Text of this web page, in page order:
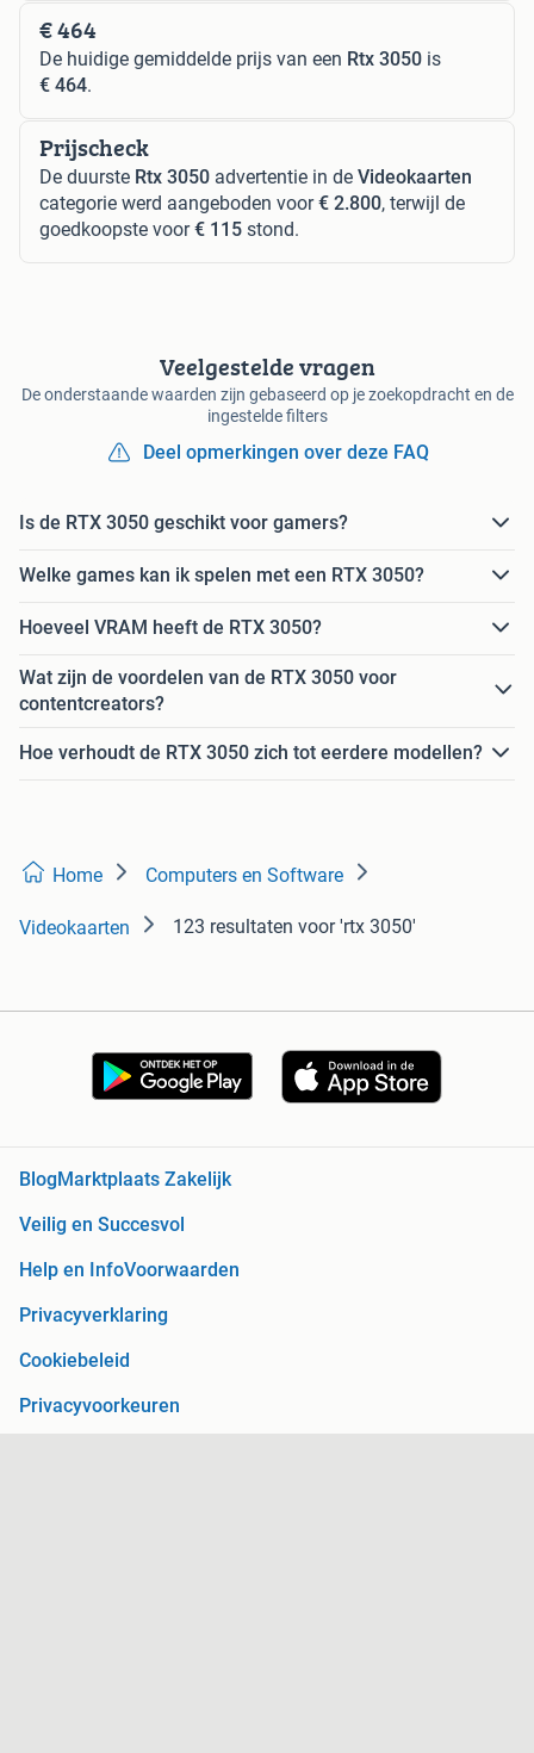
€ 464
De huidige gemiddelde prijs van een Rtx 3050 is
€ 464.
Prijscheck
De duurste Rtx 3050 advertentie in de Videokaarten
categorie werd aangeboden voor€ 2.800, terwijl de
goedkoopste voor€ 115 stond.
Veelgestelde vragen
De onderstaande waarden zijn gebaseerd op je zoekopdracht en de
ingestelde filters
Deel opmerkingen over deze FAQ
Is de RTX 3050 geschikt voor gamers?
Welke games kan ik spelen met een RTX 3050?
Hoeveel VRAM heeft de RTX 3050?
Wat zijn de voordelen van de RTX 3050 voor
contentcreators?
Hoe verhoudt de RTX 3050 zich tot eerdere modellen?
Home Computers en Software
Videokaarten 123 resultaten voor 'rtx 3050'
BlogMarktplaats Zakelijk
Veilig en Succesvol
Help en InfoVoorwaarden
Privacyverklaring
Cookiebeleid
Privacyvoorkeuren